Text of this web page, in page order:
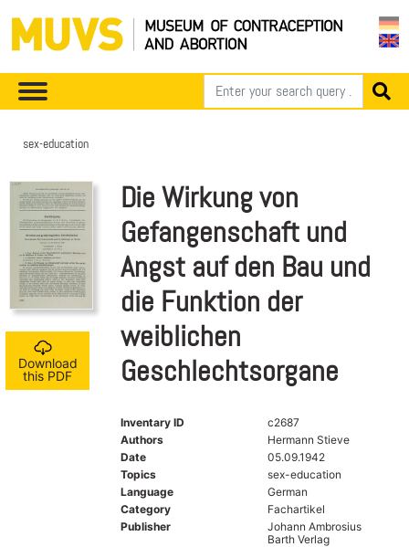
sex-education
Download
this PDF
Die Wirkung von
Gefangenschaft und
Angst auf den Bau und
die Funktion der
weiblichen
Geschlechtsorgane
Inventary ID
c2687
Authors
Hermann Stieve
Date
05.09.1942
Topics
sex-education
Language
German
Category
Fachartikel
Publisher
Johann Ambrosius
Barth Verlag